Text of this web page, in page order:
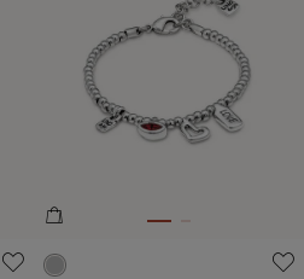
5 sur 5 Evaluation des